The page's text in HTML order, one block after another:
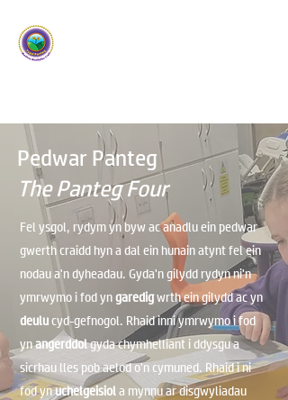
Pedwar Panteg
The Panteg Four
Fel ysgol, rydym yn byw ac anadlu ein pedwar
gwerth craidd hyn a dal ein hunain atynt fel ein
nodau a'n dyheadau. Gyda'n gilydd rydyn ni'n
ymrwymo i fod yngaredigwrth ein gilydd ac yn
deulucyd-gefnogol. Rhaid inni ymrwymo i fod
ynangerddolgyda chymhelliant i ddysgu a
sicrhau lles pob aelod o'n cymuned. Rhaid i ni
fod ynuchelgeisiola mynnu ar disgwyliadau